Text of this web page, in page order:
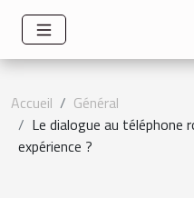
Accueil
Général
Le dialogue au téléphone
expérience ?